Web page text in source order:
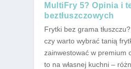
MultiFry 5? Opinia i
beztłuszczowych
Frytki bez grama
czy warto wybrać tanią
zainwestować w premium
to na własnej kuchni –